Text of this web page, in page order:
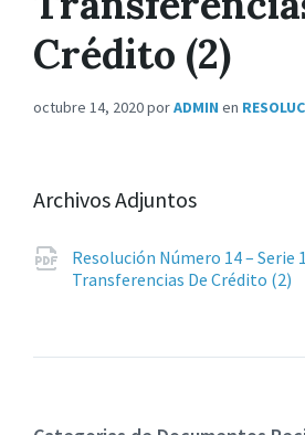
Crédito (2)
octubre 14, 2020porADMIN en
Archivos Adjuntos
Resolución Número 14 – Serie
Transferencias De Crédito (2)